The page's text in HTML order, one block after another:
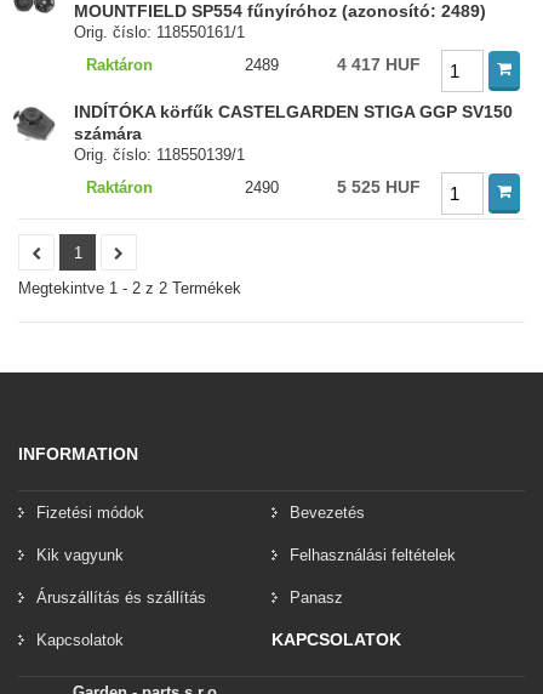
MOUNTFIELD SP554 fűnyíróhoz (azonosító: 2489)
Orig. číslo: 118550161/1
Raktáron
2489 4 417 HUF
INDÍTÓKA körfűk CASTELGARDEN STIGA GGP SV150
számára
Orig. číslo: 118550139/1
Raktáron
2490 5 525 HUF
1
Megtekintve 1 - 2 z 2 Termékek
INFORMATION
Fizetési módok Bevezetés
Kik vagyunk Felhasználási feltételek
Áruszállítás és szállítás Panasz
Kapcsolatok KAPCSOLATOK